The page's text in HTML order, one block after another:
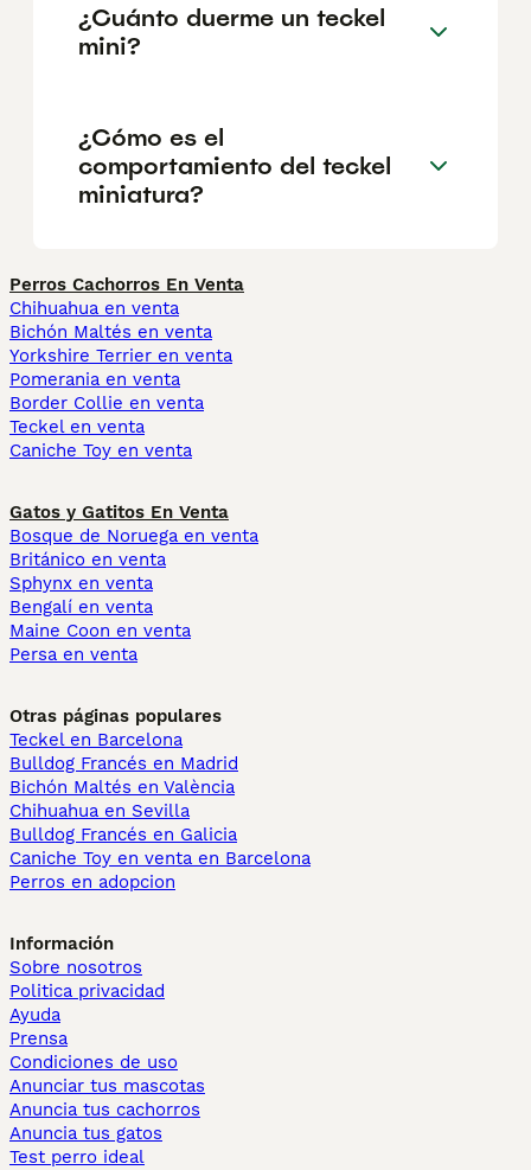
¿Cuánto duerme un teckel
mini?
¿Cómo es el
comportamiento del teckel
miniatura?
Perros Cachorros En Venta
Chihuahua en venta
Bichón Maltés en venta
Yorkshire Terrier en venta
Pomerania en venta
Border Collie en venta
Teckel en venta
Caniche Toy en venta
Gatos y Gatitos En Venta
Bosque de Noruega en venta
Británico en venta
Sphynx en venta
Bengalí en venta
Maine Coon en venta
Persa en venta
Otras páginas populares
Teckel en Barcelona
Bulldog Francés en Madrid
Bichón Maltés en València
Chihuahua en Sevilla
Bulldog Francés en Galicia
Caniche Toy en venta en Barcelona
Perros en adopcion
Información
Sobre nosotros
Politica privacidad
Ayuda
Prensa
Condiciones de uso
Anunciar tus mascotas
Anuncia tus cachorros
Anuncia tus gatos
Test perro ideal